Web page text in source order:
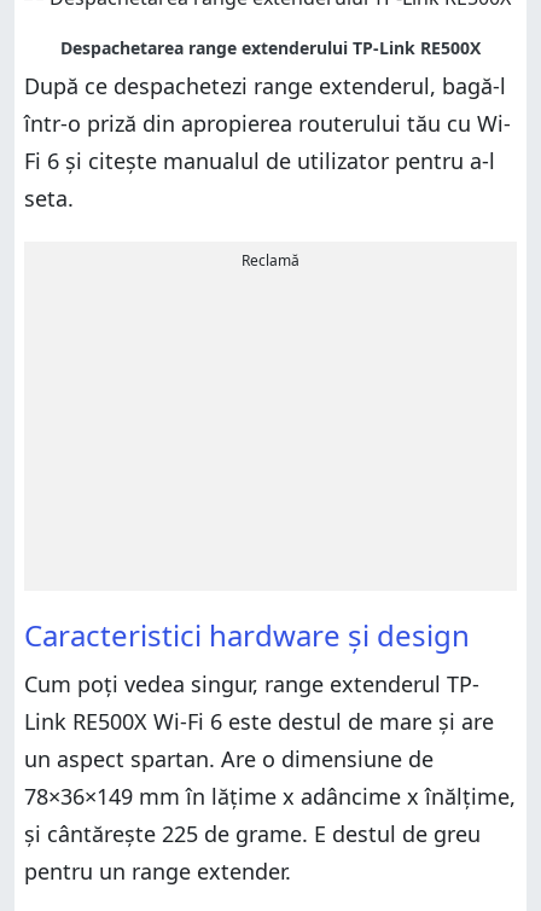
După ce despachetezi range extenderul, bagă-l
într-o priză din apropierea routerului tău cu Wi-
Fi 6 și citește manualul de utilizator pentru a-l
seta.
Reclamă
Caracteristici hardware și design
Cum poți vedea singur, range extenderul TP-
Link RE500X Wi-Fi 6 este destul de mare și are
un aspect spartan. Are o dimensiune de
78×36×149 mm în lățime x adâncime x înălțime,
și cântărește 225 de grame. E destul de greu
pentru un range extender.